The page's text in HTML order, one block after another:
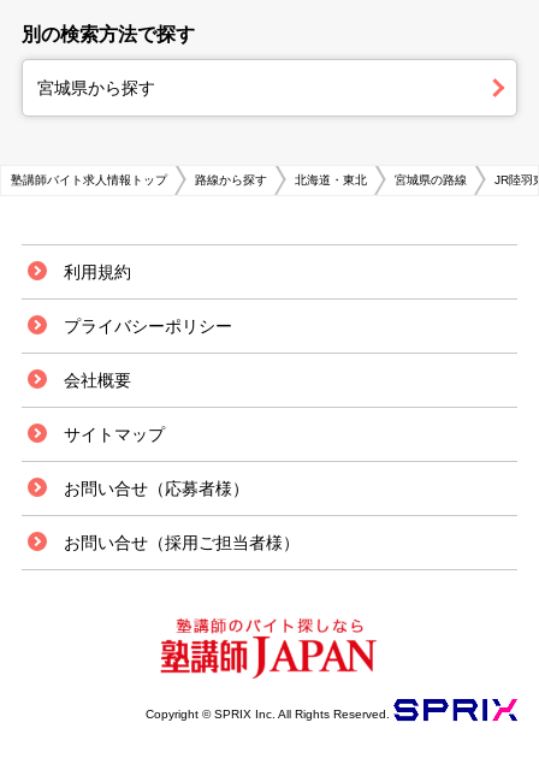
別の検索方法で探す
宮城県から探す
塾講師バイト求人情報トップ 路線から探す 北海道・東北 宮城県の路線 JR陸羽
利用規約
プライバシーポリシー
会社概要
サイトマップ
お問い合せ（応募者様）
お問い合せ（採用ご担当者様）
Copyright © SPRIX Inc. All Rights Reserved.